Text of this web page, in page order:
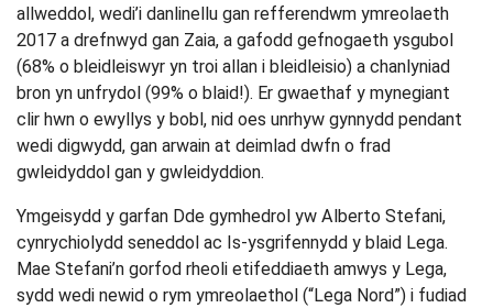
allweddol, wedi’i danlinellu gan refferendwm ymreolaeth
2017 a drefnwyd gan Zaia, a gafodd gefnogaeth ysgubol
(68% o bleidleiswyr yn troi allan i bleidleisio) a chanlyniad
bron yn unfrydol (99% o blaid!). Er gwaethaf y mynegiant
clir hwn o ewyllys y bobl, nid oes unrhyw gynnydd pendant
wedi digwydd, gan arwain at deimlad dwfn o frad
gwleidyddol gan y gwleidyddion.
Ymgeisydd y garfan Dde gymhedrol yw Alberto Stefani,
cynrychiolydd seneddol ac Is-ysgrifennydd y blaid Lega.
Mae Stefani’n gorfod rheoli etifeddiaeth amwys y Lega,
sydd wedi newid o rym ymreolaethol (“Lega Nord”) i fudiad